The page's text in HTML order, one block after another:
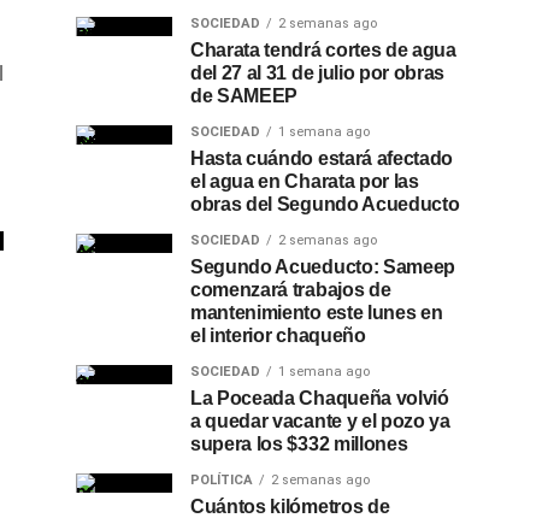
SOCIEDAD 2 semanas ago
Charata tendrá cortes de agua
del 27 al 31 de julio por obras
de SAMEEP
SOCIEDAD 1 semana ago
Hasta cuándo estará afectado
el agua en Charata por las
obras del Segundo Acueducto
SOCIEDAD 2 semanas ago
Segundo Acueducto: Sameep
comenzará trabajos de
mantenimiento este lunes en
el interior chaqueño
SOCIEDAD 1 semana ago
La Poceada Chaqueña volvió
a quedar vacante y el pozo ya
supera los $332 millones
POLÍTICA 2 semanas ago
Cuántos kilómetros de